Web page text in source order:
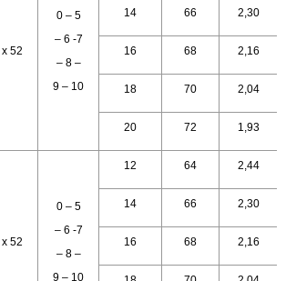
52
0 – 5
– 6 -7
– 8 –
9 – 10
14 66 2,30
16 68 2,16
18 70 2,04
20 72 1,93
52
0 – 5
– 6 -7
– 8 –
9 – 10
12 64 2,44
14 66 2,30
16 68 2,16